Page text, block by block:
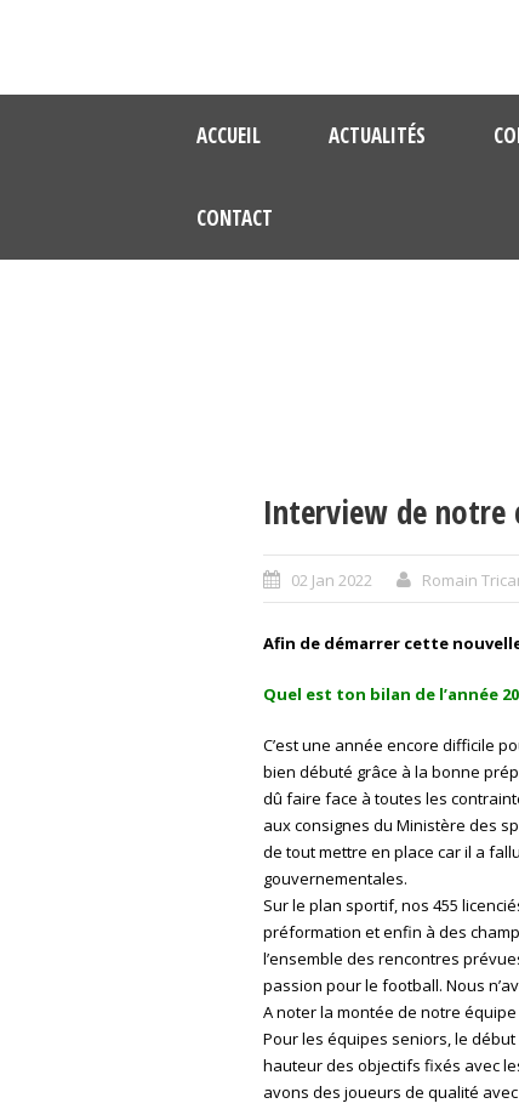
ACCUEIL ACTUALITÉS
CONTACT
Interview de notre
02 Jan 2022 Romain
Afin de démarrer cette
Quel est ton bilan de l’année
C’est une année encore difficile
bien débuté grâce à la bonne
dû faire face à toutes les
aux consignes du Ministère des
de tout mettre en place car il a
gouvernementales.
Sur le plan sportif, nos 455
préformation et enfin à des
l’ensemble des rencontres
passion pour le football. Nous
A noter la montée de notre
Pour les équipes seniors, le
hauteur des objectifs fixés avec
avons des joueurs de qualité